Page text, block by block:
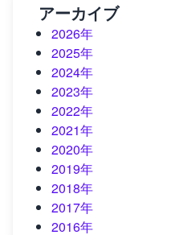
アーカイブ
2026年
2025年
2024年
2023年
2022年
2021年
2020年
2019年
2018年
2017年
2016年